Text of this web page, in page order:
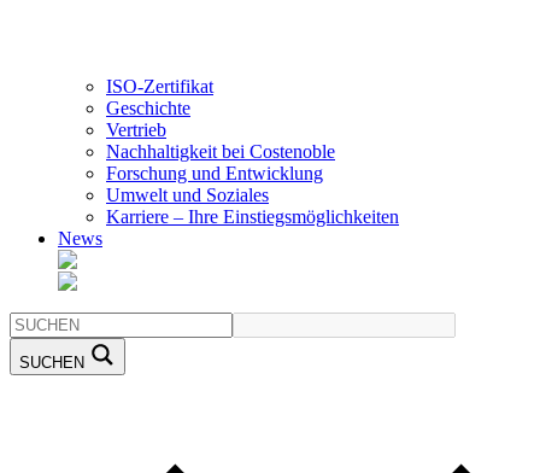
ISO-Zertifikat
Geschichte
Vertrieb
Nachhaltigkeit bei Costenoble
Forschung und Entwicklung
Umwelt und Soziales
Karriere – Ihre Einstiegsmöglichkeiten
News
SUCHEN